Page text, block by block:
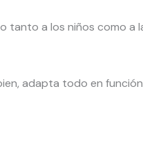
tanto a los niños como
adapta todo en